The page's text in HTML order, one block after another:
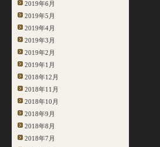
2019年6月
2019年5月
2019年4月
2019年3月
2019年2月
2019年1月
2018年12月
2018年11月
2018年10月
2018年9月
2018年8月
2018年7月